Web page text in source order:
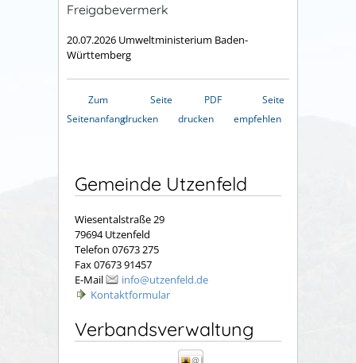
Freigabevermerk
20.07.2026 Umweltministerium Baden-
Württemberg
Zum
Seitenanfang
Seite
drucken
PDF
drucken
Seite
empfehlen
Gemeinde Utzenfeld
Wiesentalstraße 29
79694 Utzenfeld
Telefon 07673 275
Fax 07673 91457
E-Mail
info@utzenfeld.de
Kontaktformular
Verbandsverwaltung